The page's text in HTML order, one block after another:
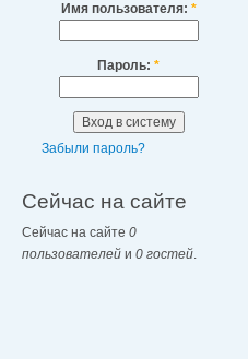
Имя пользователя: *
Пароль: *
Забыли пароль?
Сейчас на сайте
Сейчас на сайте 0
пользователей и 0 гостей